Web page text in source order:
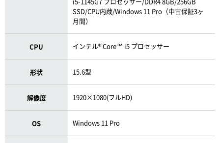
SSD/CPU内蔵/Windows 11 Pro（中古保証3ヶ
月間）
CPU インテル® Core™ i5 プロセッサー
形状 15.6型
解像度 1920×1080(フルHD)
OS Windows 11 Pro